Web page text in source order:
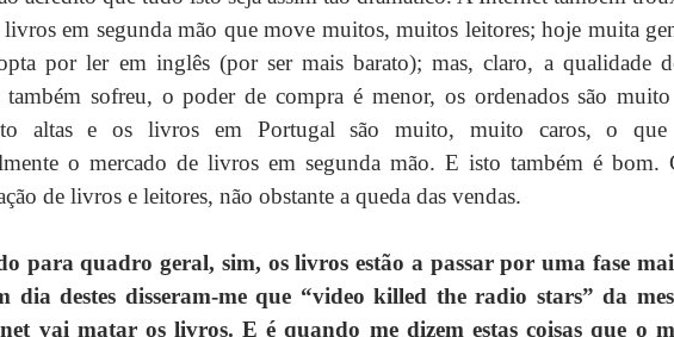
livros em segunda mão que move muitos, muitos leitores; hoje muita
por ler em inglês (por ser mais barato); mas, claro, a qualidade
também sofreu, o poder de compra é menor, os ordenados são
altas e os livros em Portugal são muito, muito caros, o que
o mercado de livros em segunda mão. E isto também é bom.
de livros e leitores, não obstante a queda das vendas.
para quadro geral, sim, os livros estão a passar por uma fase
dia destes disseram-me que “video killed the radio stars” da
vai matar os livros. E é quando me dizem estas coisas que o